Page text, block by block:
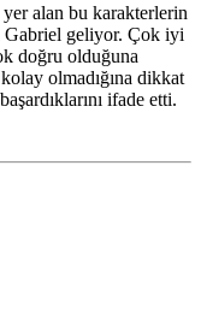
alan bu karakterlerin
Gabriel geliyor. Çok iyi
doğru olduğuna
olmadığına dikkat
ifade etti.